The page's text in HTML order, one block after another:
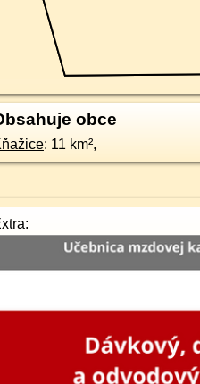
obce
: 11 km²,